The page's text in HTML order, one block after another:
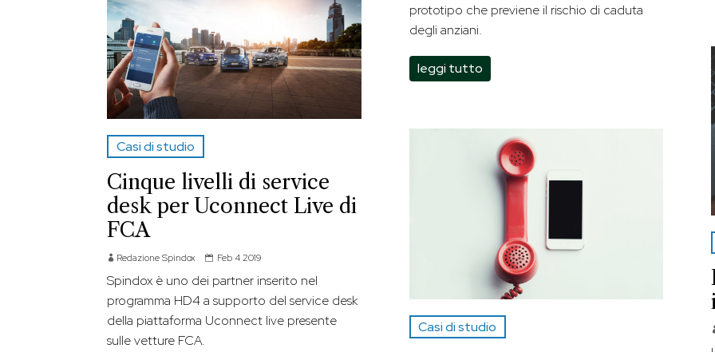
Casi di studio
Cinque livelli di service
desk per Uconnect Live di
FCA
Redazione Spindox Feb 4 2019
Spindox è uno dei partner inserito nel
programma HD4 a supporto del service desk
della piattaforma Uconnect live presente
sulle vetture FCA.
prototipo che previene il rischio di caduta
degli anziani.
leggi tutto
Casi di studio